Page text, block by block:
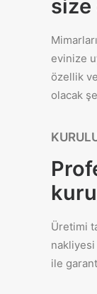
size
evinize
özellik
olacak
Üretimi
ile